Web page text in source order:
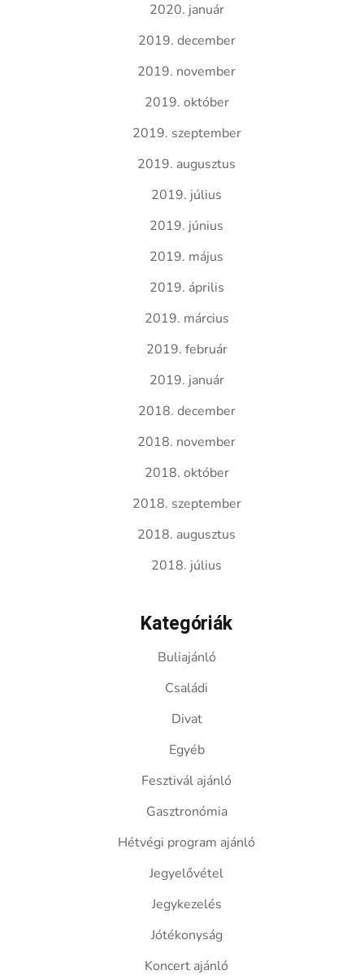
2020. január
2019. december
2019. november
2019. október
2019. szeptember
2019. augusztus
2019. július
2019. június
2019. május
2019. április
2019. március
2019. február
2019. január
2018. december
2018. november
2018. október
2018. szeptember
2018. augusztus
2018. július
Kategóriák
Buliajánló
Családi
Divat
Egyéb
Fesztivál ajánló
Gasztronómia
Hétvégi program ajánló
Jegyelővétel
Jegykezelés
Jótékonyság
Koncert ajánló